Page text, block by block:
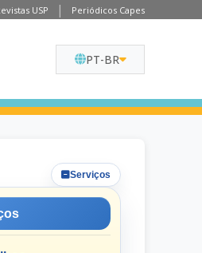
USP Periódicos Capes
PT-BR
Serviços